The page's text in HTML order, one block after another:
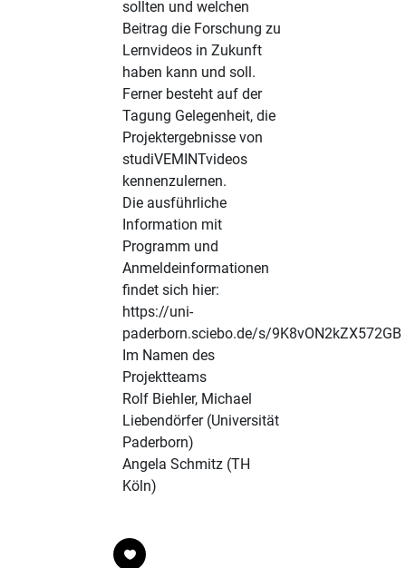
sollten und welchen
Beitrag die Forschung zu
Lernvideos in Zukunft
haben kann und soll.
Ferner besteht auf der
Tagung Gelegenheit, die
Projektergebnisse von
studiVEMINTvideos
kennenzulernen.
Die ausführliche
Information mit
Programm und
Anmeldeinformationen
findet sich hier:
https://uni-
paderborn.sciebo.de/s/9K8vON2kZX572GB
Im Namen des
Projektteams
Rolf Biehler, Michael
Liebendörfer (Universität
Paderborn)
Angela Schmitz (TH
Köln)